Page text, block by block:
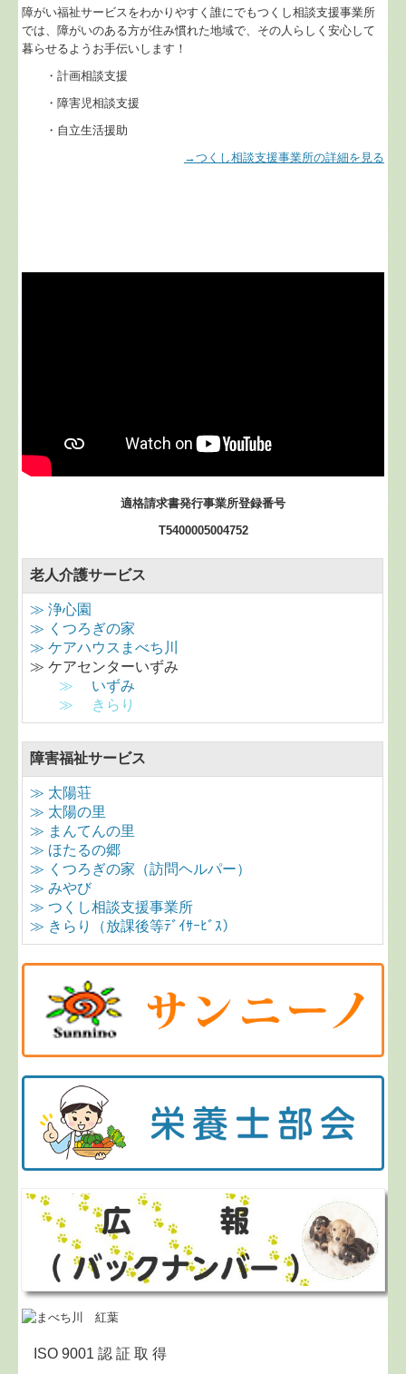
適格請求書発行事業所登録番号
T5400005004752
老人介護サービス
≫浄心園
≫ くつろぎの家
≫ ケアハウスまべち川
≫ ケアセンターいずみ
≫ いずみ
≫
きらり
障害福祉サービス
≫ 太陽荘
≫ 太陽の里
≫ まんてんの里
≫ ほたるの郷
≫ くつろぎの家（訪問ヘルパー）
≫ みやび
≫ つくし相談支援事業所
≫ きらり（放課後等ﾃﾞｲｻｰﾋﾞｽ）
ISO 9001 認 証 取 得
障がい福祉サービスをわかりやすく誰にでもつくし相談支援事業所
では、障がいのある方が住み慣れた地域で、その人らしく安心して
暮らせるようお手伝いします！
・計画相談支援
・障害児相談支援
・自立生活援助
→つくし相談支援事業所の詳細を見る